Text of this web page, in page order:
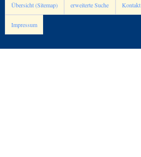
Übersicht (Sitemap) erweiterte Suche Kontakt
Impressum